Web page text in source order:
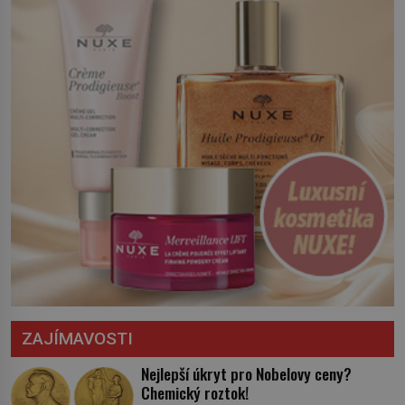
ZAJÍMAVOSTI
Nejlepší úkryt pro Nobelovy ceny?
Chemický roztok!